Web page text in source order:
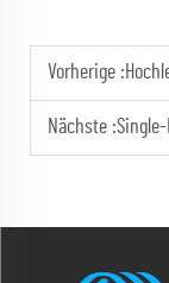
Vorherige :
Nächste :Single-